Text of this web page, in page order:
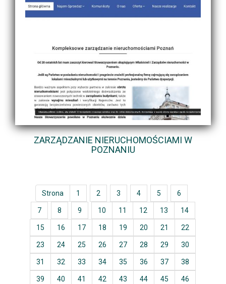
ZARZĄDZANIE NIERUCHOMOŚCIAMI W
POZNANIU
Strona 1 2 3 4 5 6
7 8 9 10 11 12 13 14
15 16 17 18 19 20 21 22
23 24 25 26 27 28 29 30
31 32 33 34 35 36 37 38
39 40 41 42 43 44 45 46